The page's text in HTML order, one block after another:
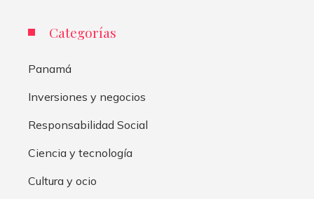
Categorías
Panamá
Inversiones y negocios
Responsabilidad Social
Ciencia y tecnología
Cultura y ocio